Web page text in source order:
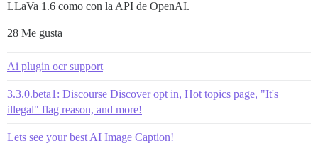
LLaVa 1.6 como con la API de OpenAI.
28 Me gusta
Ai plugin ocr support
3.3.0.beta1: Discourse Discover opt in, Hot topics page, "It's
illegal" flag reason, and more!
Lets see your best AI Image Caption!